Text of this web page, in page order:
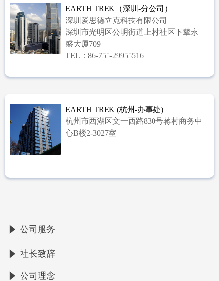
념 社长致辞
념 公司理念
EARTH TREK（深圳-分公司）
深圳爱思德立克科技有限公司
深圳市光明区公明街道上村社区下辇永
盛大厦709
TEL：86-755-29955516
EARTH TREK (杭州-办事处)
杭州市西湖区文一西路830号蒋村商务中
心B楼2-3027室
념 公司服务